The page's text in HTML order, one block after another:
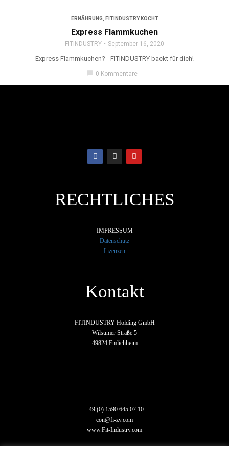
ERNÄHRUNG FITINDUSTRY KOCHT
Express Flammkuchen
FITINDUSTRY September 16, 2020
Express Flammkuchen? - FITINDUSTRY backt für dich!
chat_bubble 0 Kommentare
RECHTLICHES
IMPRESSUM
Datenschutz
Lizenzen
Kontakt
FITINDUSTRY Holding GmbH
Wilsumer Straße 5
49824 Emlichheim
+49 (0) 1590 645 07 10
con@fi-zv.com
www.Fit-Industry.com